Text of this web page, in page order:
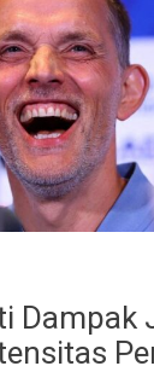
Dampak